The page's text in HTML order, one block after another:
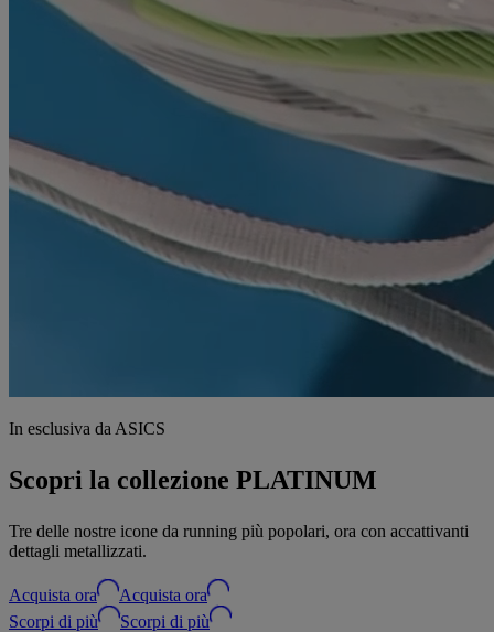
In esclusiva da ASICS
Scopri la collezione PLATINUM
Tre delle nostre icone da running più popolari, ora con accattivanti
dettagli metallizzati.
Acquista ora
Acquista ora
Scorpi di più
Scorpi di più